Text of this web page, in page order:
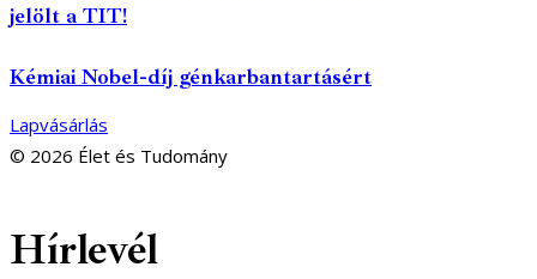
jelölt a TIT!
Kémiai Nobel-díj génkarbantartásért
Lapvásárlás
© 2026 Élet és Tudomány
Hírlevél